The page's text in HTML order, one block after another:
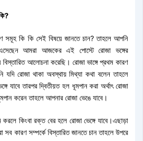
সমূহ কি কি সেই বিষয়ে জানতে চান? তাহলে আপনি
আমরা আজকের এই পোস্টে রোজা ভঙ্গের
আলোচনা করেছি। রোজা ভাঙ্গে প্রথম কারণ
যদি রোজা থাকা অবস্থায় মিথ্যা কথা বলেন তাহলে
যাবে তারপর দ্বিতীয়ত হল ধূমপান করা অর্থাৎ রোজা
করেন তাহলে আপনার রোজা ভেঙে যাবে।
কিংবা রক্ত বের হলে রোজা ভেঙ্গে যাবে।এছাড়া
কারণ সম্পর্কে বিস্তারিত জানতে চান তাহলে উপরে